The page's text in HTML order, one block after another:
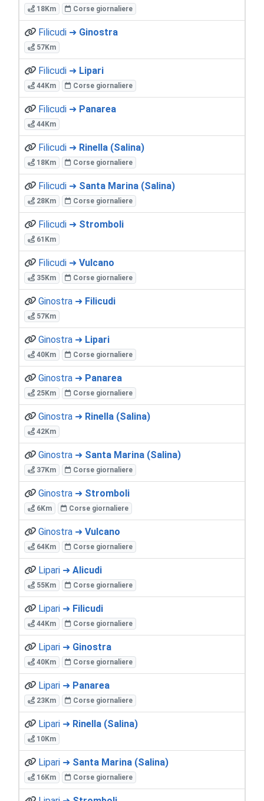
18Km Corse giornaliere
Filicudi ➜ Ginostra
57Km
Filicudi ➜ Lipari
44Km Corse giornaliere
Filicudi ➜ Panarea
44Km
Filicudi ➜ Rinella (Salina)
18Km Corse giornaliere
Filicudi ➜ Santa Marina (Salina)
28Km Corse giornaliere
Filicudi ➜ Stromboli
61Km
Filicudi ➜ Vulcano
35Km Corse giornaliere
Ginostra ➜ Filicudi
57Km
Ginostra ➜ Lipari
40Km Corse giornaliere
Ginostra ➜ Panarea
25Km Corse giornaliere
Ginostra ➜ Rinella (Salina)
42Km
Ginostra ➜ Santa Marina (Salina)
37Km Corse giornaliere
Ginostra ➜ Stromboli
6Km Corse giornaliere
Ginostra ➜ Vulcano
64Km Corse giornaliere
Lipari ➜ Alicudi
55Km Corse giornaliere
Lipari ➜ Filicudi
44Km Corse giornaliere
Lipari ➜ Ginostra
40Km Corse giornaliere
Lipari ➜ Panarea
23Km Corse giornaliere
Lipari ➜ Rinella (Salina)
10Km
Lipari ➜ Santa Marina (Salina)
16Km Corse giornaliere